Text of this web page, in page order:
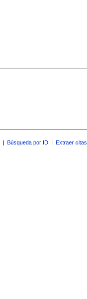
| Búsqueda por ID | Extraer citas